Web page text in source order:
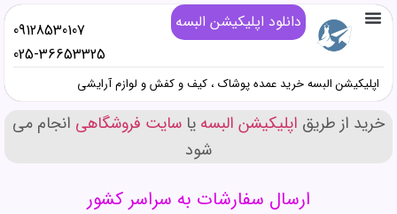
دانلود اپلیکیشن البسه
025-36653325
09128530107
اپلیکیشن البسه خرید عمده پوشاک ، کیف و کفش و لوازم آرایشی
خرید از طریق اپلیکیشن البسه یا سایت فروشگاهی انجام می
شود
ارسال سفارشات به سراسر کشور